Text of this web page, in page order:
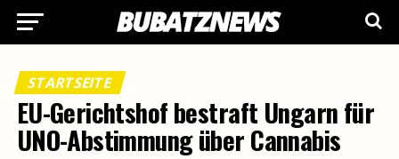
STARTSEITE
EU-Gerichtshof bestraft Ungarn für
UNO-Abstimmung über Cannabis